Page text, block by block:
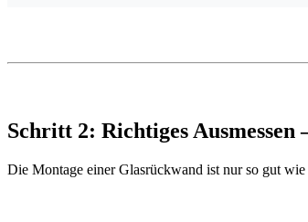
Schritt 2: Richtiges Ausmessen
Die Montage einer Glasrückwand ist nur so gut